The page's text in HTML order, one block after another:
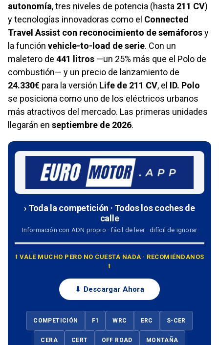
autonomía, tres niveles de potencia (hasta 211 CV)
y tecnologías innovadoras como el Connected
Travel Assist con reconocimiento de semáforosy
la función vehicle-to-load de serie. Con un
maletero de 441 litros —un 25% más que el Polo de
combustión— y un precio de lanzamiento de
24.330€ para la versión Life de 211 CV, el ID. Polo
se posiciona como uno de los eléctricos urbanos
más atractivos del mercado. Las primeras unidades
llegarán en septiembre de 2026.
› Toda la competición · Todos los coches de
calle
Información con ADN propio · fácil de leer · difícil de ignorar
⭡ VALE MUCHO PERO NO CUESTA NADA · RECOMIÉNDANOS
⭡
⬇ Descargar Ahora
COMPETICIÓN F1 WRC ERC S-CER
CERA CERT OFF ROAD MONTAÑA